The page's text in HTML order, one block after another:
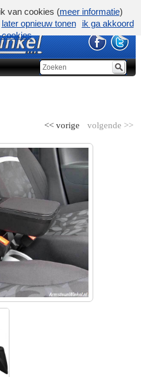
volgende >>
<< vorige
van cookies (meer informatie)
later opnieuw tonen
ik ga akkoord